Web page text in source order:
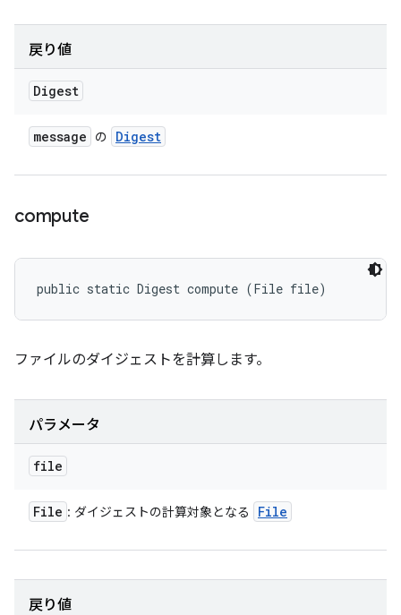
戻り値
Digest
message の Digest
compute
public static Digest compute (File file)
ファイルのダイジェストを計算します。
パラメータ
file
File : ダイジェストの計算対象となる File
戻り値